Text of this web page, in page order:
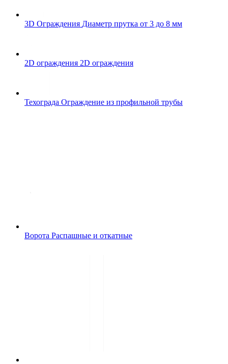
3D Ограждения Диаметр прутка от 3 до 8 мм
2D ограждения 2D ограждения
Техограда Ограждение из профильной трубы
Ворота Распашные и откатные